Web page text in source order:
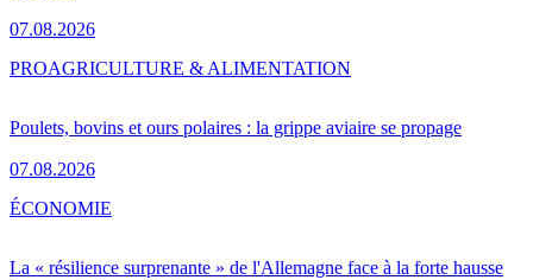
07.08.2026
Poulets, bovins et ours polaires : la grippe aviaire se propage
07.08.2026
PROAGRICULTURE & ALIMENTATION
La « résilience surprenante » de l'Allemagne face à la forte hausse
ÉCONOMIE